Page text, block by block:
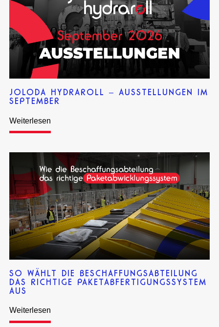
JOLODA HYDRAROLL – AUSSTELLUNGEN IM
SEPTEMBER
Weiterlesen
SO WÄHLT DIE BESCHAFFUNGSABTEILUNG
DAS RICHTIGE PAKETABFERTIGUNGSSYSTEM
AUS
Weiterlesen